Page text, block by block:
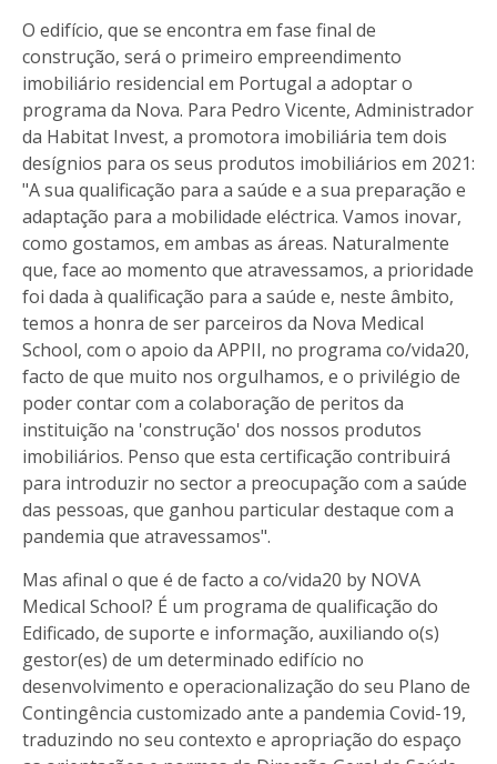
O edifício, que se encontra em fase final de
construção, será o primeiro empreendimento
imobiliário residencial em Portugal a adoptar o
programa da Nova. Para Pedro Vicente, Administrador
da Habitat Invest, a promotora imobiliária tem dois
desígnios para os seus produtos imobiliários em 2021:
"A sua qualificação para a saúde e a sua preparação e
adaptação para a mobilidade eléctrica. Vamos inovar,
como gostamos, em ambas as áreas. Naturalmente
que, face ao momento que atravessamos, a prioridade
foi dada à qualificação para a saúde e, neste âmbito,
temos a honra de ser parceiros da Nova Medical
School, com o apoio da APPII, no programa co/vida20,
facto de que muito nos orgulhamos, e o privilégio de
poder contar com a colaboração de peritos da
instituição na 'construção' dos nossos produtos
imobiliários. Penso que esta certificação contribuirá
para introduzir no sector a preocupação com a saúde
das pessoas, que ganhou particular destaque com a
pandemia que atravessamos".
Mas afinal o que é de facto a co/vida20 by NOVA
Medical School? É um programa de qualificação do
Edificado, de suporte e informação, auxiliando o(s)
gestor(es) de um determinado edifício no
desenvolvimento e operacionalização do seu Plano de
Contingência customizado ante a pandemia Covid-19,
traduzindo no seu contexto e apropriação do espaço